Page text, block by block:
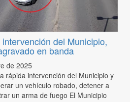
del Municipio,
en banda
de 2025
rápida intervención del Municipio y
un vehículo robado, detener a
un arma de fuego El Municipio